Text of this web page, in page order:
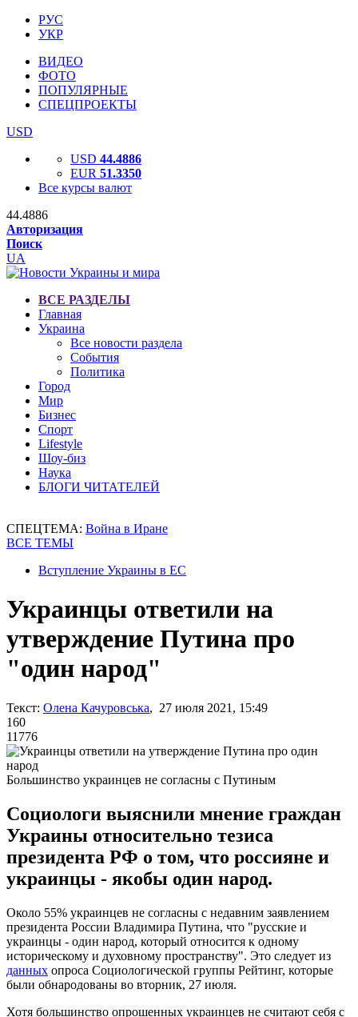
РУС
УКР
ВИДЕО
ФОТО
ПОПУЛЯРНЫЕ
СПЕЦПРОЕКТЫ
USD
USD 44.4886
EUR 51.3350
Все курсы валют
44.4886
Авторизация
Поиск
UA
ВСЕ РАЗДЕЛЫ
Главная
Украина
Все новости раздела
События
Политика
Город
Мир
Бизнес
Спорт
Lifestyle
Шоу-биз
Наука
БЛОГИ ЧИТАТЕЛЕЙ
СПЕЦТЕМА: Война в Иране
ВСЕ ТЕМЫ
Вступление Украины в ЕС
Украинцы ответили на
утверждение Путина про
"один народ"
Текст: Олена Качуровська, 27 июля 2021, 15:49
160
11776
Большинство украинцев не согласны с Путиным
Социологи выяснили мнение граждан
Украины относительно тезиса
президента РФ о том, что россияне и
украинцы - якобы один народ.
Около 55% украинцев не согласны с недавним заявлением
президента России Владимира Путина, что "русские и
украинцы - один народ, который относится к одному
историческому и духовному пространству". Это следует из
данных опроса Социологической группы Рейтинг, которые
были обнародованы во вторник, 27 июля.
Хотя большинство опрошенных украинцев не считают себя с